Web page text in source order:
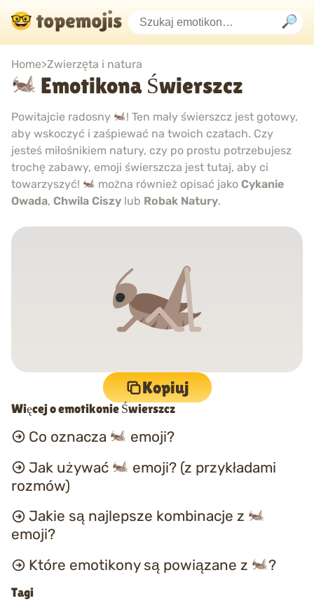
Home>Zwierzęta i natura
Emotikona Świerszcz
Powitajcie radosny
! Ten mały świerszcz jest gotowy,
aby wskoczyć i zaśpiewać na twoich czatach. Czy
jesteś miłośnikiem natury, czy po prostu potrzebujesz
trochę zabawy, emoji świerszcza jest tutaj, aby ci
towarzyszyć!
można również opisać jako Cykanie
Owada, Chwila Ciszy lub Robak Natury.
Kopiuj
Więcej o emotikonie Świerszcz
Co oznacza
emoji?
Jak używać
emoji? (z przykładami
rozmów)
Jakie są najlepsze kombinacje z
emoji?
Które emotikony są powiązane z
?
Tagi